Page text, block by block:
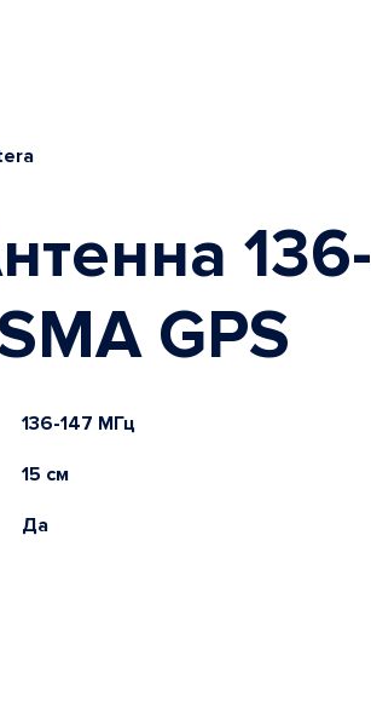
136-
GPS
136-147 МГц
15 см
Да